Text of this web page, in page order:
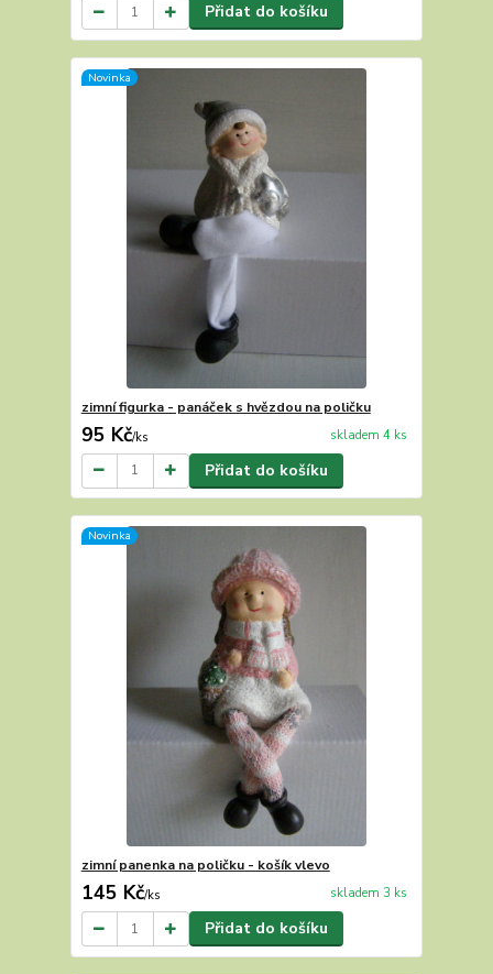
Přidat do košíku
Novinka
zimní figurka - panáček s hvězdou na poličku
95 Kč/ks skladem 4 ks
Přidat do košíku
Novinka
zimní panenka na poličku - košík vlevo
145 Kč/ks skladem 3 ks
Přidat do košíku